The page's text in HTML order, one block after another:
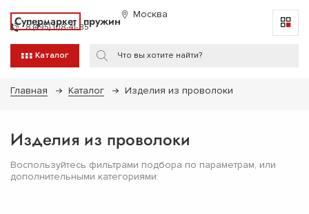
Супермаркет пружин Москва
8 (495) 108-41-85
Каталог
Главная Каталог Изделия из проволоки
Изделия из проволоки
Воспользуйтесь фильтрами подбора по параметрам, или
дополнительными категориями: